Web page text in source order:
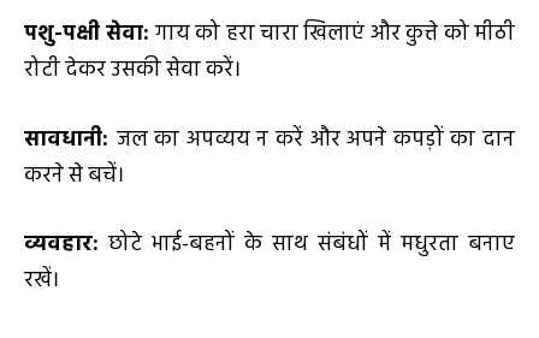
पशु-पक्षी सेवा: गाय को हरा चारा खिलाएं और कुत्ते को मीठी
रोटी देकर उसकी सेवा करें।
सावधानी: जल का अपव्यय न करें और अपने कपड़ों का दान
करने से बचें।
व्यवहार: छोटे भाई-बहनों के साथ संबंधों में मधुरता बनाए
रखें।